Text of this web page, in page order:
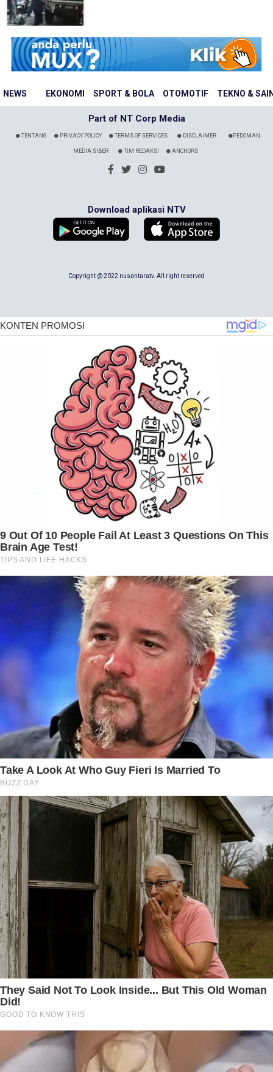
NEWS EKONOMI SPORT & BOLA OTOMOTIF TEKNO &
Part of NT Corp Media
TENTANG PRIVACY POLICY TERMS OF SERVICES DISCLAIMER PEDOMAN
MEDIA SIBER TIM REDAKSI ANCHORS
Download aplikasi NTV
Copyright @ 2022 nusantaratv. All right reserved